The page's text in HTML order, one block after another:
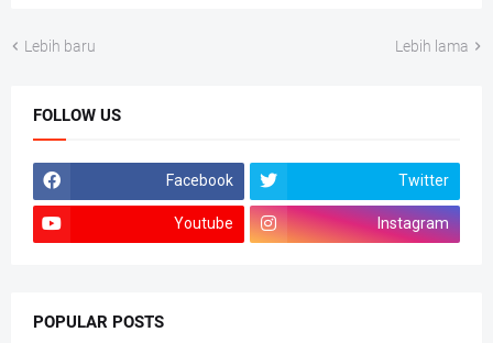
Lebih baru Lebih lama
FOLLOW US
Facebook Twitter
Youtube Instagram
POPULAR POSTS